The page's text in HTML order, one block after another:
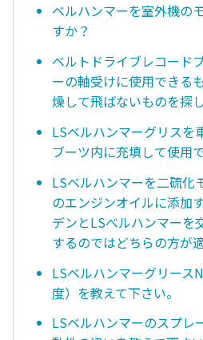
ベルハンマーを室外機の
すか？
ベルトドライブレコード
ーの軸受けに使用できる
燥して飛ばないものを探
LSベルハンマーグリスを
ブーツ内に充填して使用
LSベルハンマーを二硫化
のエンジンオイルに添加
デンとLSべルハンマーを
するのではどちらの方が
LSベルハンマーグリース
度）を教えて下さい。
LSベルハンマーのスプレ